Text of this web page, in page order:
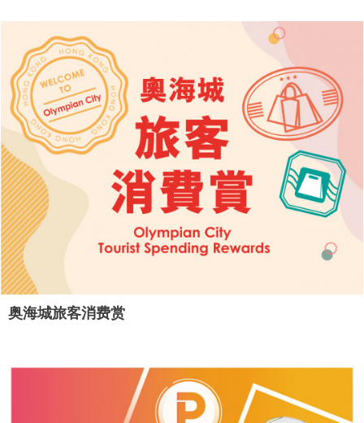
奥海城旅客消费赏